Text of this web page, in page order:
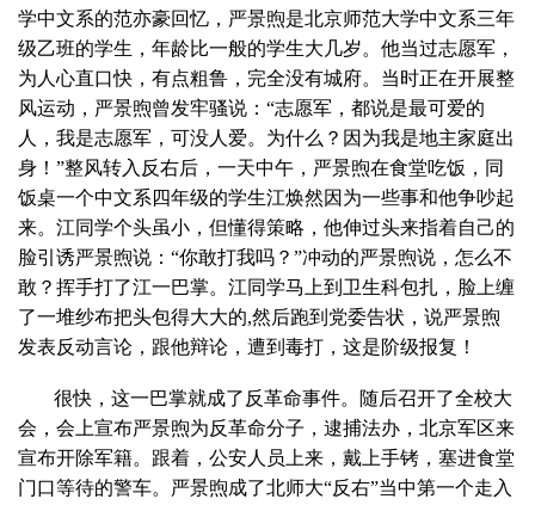
学中文系的范亦豪回忆，严景煦是北京师范大学中文系三年
级乙班的学生，年龄比一般的学生大几岁。他当过志愿军，
为人心直口快，有点粗鲁，完全没有城府。当时正在开展整
风运动，严景煦曾发牢骚说：“志愿军，都说是最可爱的
人，我是志愿军，可没人爱。为什么？因为我是地主家庭出
身！”整风转入反右后，一天中午，严景煦在食堂吃饭，同
饭桌一个中文系四年级的学生江焕然因为一些事和他争吵起
来。江同学个头虽小，但懂得策略，他伸过头来指着自己的
脸引诱严景煦说：“你敢打我吗？”冲动的严景煦说，怎么不
敢？挥手打了江一巴掌。江同学马上到卫生科包扎，脸上缠
了一堆纱布把头包得大大的,然后跑到党委告状，说严景煦
发表反动言论，跟他辩论，遭到毒打，这是阶级报复！
很快，这一巴掌就成了反革命事件。随后召开了全校大
会，会上宣布严景煦为反革命分子，逮捕法办，北京军区来
宣布开除军籍。跟着，公安人员上来，戴上手铐，塞进食堂
门口等待的警车。严景煦成了北师大“反右”当中第一个走入